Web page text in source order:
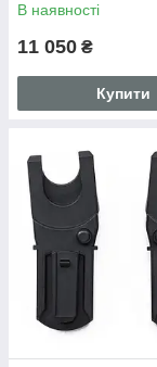
В наявності
11 050 ₴
Купити